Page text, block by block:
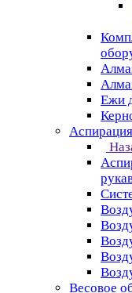
Ежи
Весовое